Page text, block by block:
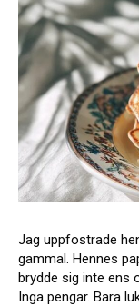
Jag uppfostrade
gammal. Hennes
brydde sig inte ens
Inga pengar. Bara